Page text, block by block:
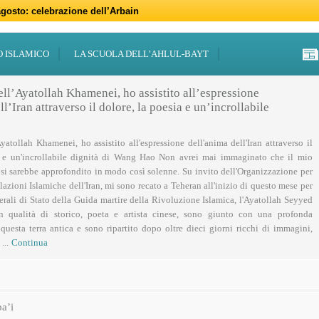
celebrazione dell’Arbain
programmi per il mese di Muharram
Eid al-Ghadir
Adha (Festa del Sacrificio)
21 marzo
– 2026
notte di Qadr a Roma
Islamico Imam Mahdi di Roma per il Ramadan
febbraio primo giorno di Ramadan
docufilm “Rivoluzione”
ISLAMICO
LA SCUOLA DELL’AHLUL-BAYT
Khamenei, ho assistito all’espressione
attraverso il dolore, la poesia e un’incrollabile
Khamenei, ho assistito all'espressione dell'anima dell'Iran attraverso il
e un'incrollabile dignità di Wang Hao Non avrei mai immaginato che il mio
sarebbe approfondito in modo così solenne. Su invito dell'Organizzazione per
Islamiche dell'Iran, mi sono recato a Teheran all'inizio di questo mese per
di Stato della Guida martire della Rivoluzione Islamica, l'Ayatollah Seyyed
qualità di storico, poeta e artista cinese, sono giunto con una profonda
terra antica e sono ripartito dopo oltre dieci giorni ricchi di immagini,
Continua